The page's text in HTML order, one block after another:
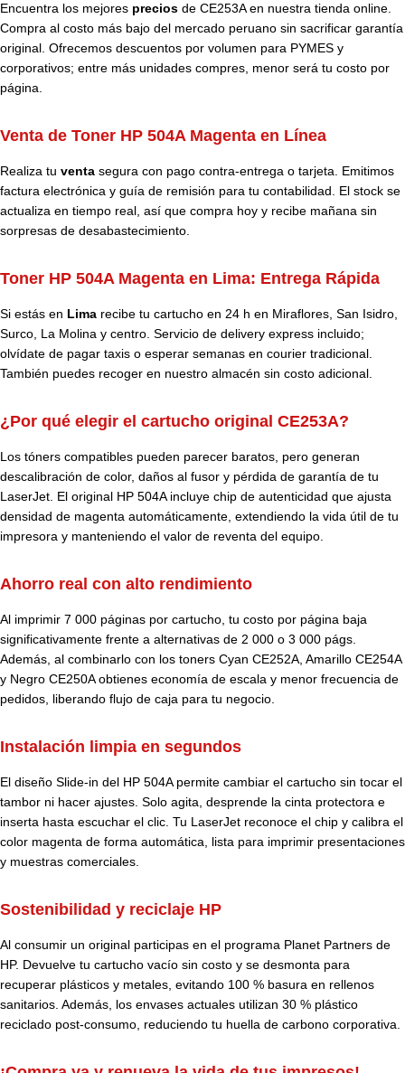
Encuentra los mejores precios de CE253A en nuestra tienda online.
Compra al costo más bajo del mercado peruano sin sacrificar garantía
original. Ofrecemos descuentos por volumen para PYMES y
corporativos; entre más unidades compres, menor será tu costo por
página.
Venta de Toner HP 504A Magenta en Línea
Realiza tu venta segura con pago contra-entrega o tarjeta. Emitimos
factura electrónica y guía de remisión para tu contabilidad. El stock se
actualiza en tiempo real, así que compra hoy y recibe mañana sin
sorpresas de desabastecimiento.
Toner HP 504A Magenta en Lima: Entrega Rápida
Si estás en Lima recibe tu cartucho en 24 h en Miraflores, San Isidro,
Surco, La Molina y centro. Servicio de delivery express incluido;
olvídate de pagar taxis o esperar semanas en courier tradicional.
También puedes recoger en nuestro almacén sin costo adicional.
¿Por qué elegir el cartucho original CE253A?
Los tóners compatibles pueden parecer baratos, pero generan
descalibración de color, daños al fusor y pérdida de garantía de tu
LaserJet. El original HP 504A incluye chip de autenticidad que ajusta
densidad de magenta automáticamente, extendiendo la vida útil de tu
impresora y manteniendo el valor de reventa del equipo.
Ahorro real con alto rendimiento
Al imprimir 7 000 páginas por cartucho, tu costo por página baja
significativamente frente a alternativas de 2 000 o 3 000 págs.
Además, al combinarlo con los toners Cyan CE252A, Amarillo CE254A
y Negro CE250A obtienes economía de escala y menor frecuencia de
pedidos, liberando flujo de caja para tu negocio.
Instalación limpia en segundos
El diseño Slide-in del HP 504A permite cambiar el cartucho sin tocar el
tambor ni hacer ajustes. Solo agita, desprende la cinta protectora e
inserta hasta escuchar el clic. Tu LaserJet reconoce el chip y calibra el
color magenta de forma automática, lista para imprimir presentaciones
y muestras comerciales.
Sostenibilidad y reciclaje HP
Al consumir un original participas en el programa Planet Partners de
HP. Devuelve tu cartucho vacío sin costo y se desmonta para
recuperar plásticos y metales, evitando 100 % basura en rellenos
sanitarios. Además, los envases actuales utilizan 30 % plástico
reciclado post-consumo, reduciendo tu huella de carbono corporativa.